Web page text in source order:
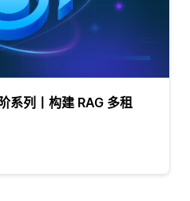
系列丨构建 RAG 多租